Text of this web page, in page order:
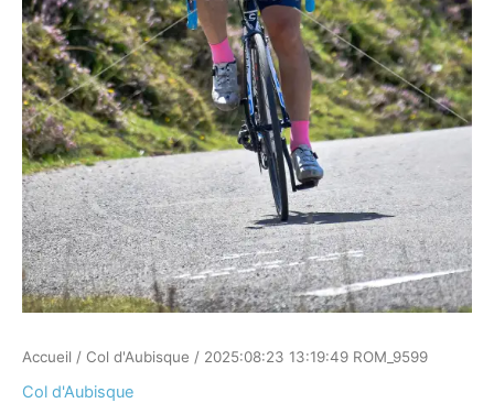
Accueil / Col d'Aubisque / 2025:08:23 13:19:49 ROM_9599
Col d'Aubisque